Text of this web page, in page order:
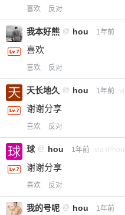
喜欢 反对
我本好熊 @ hou 1年前
喜欢
喜欢 反对
天长地久 @ hou 1年前
谢谢分享
喜欢 反对
球 @ hou 1年前 via
谢谢分享
喜欢 反对
我的号呢 @ hou 1年前